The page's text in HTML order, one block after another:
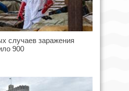
случаев заражения
900